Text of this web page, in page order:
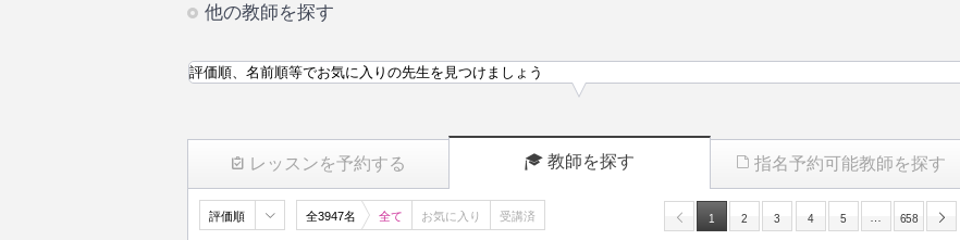
他の教師を探す
レッスンを予約する 教師を探す 指名予約可能教師を探す
評価順、名前順等でお気に入りの先生を見つけましょう
評価順 全3947名 全て お気に入り 受講済 1 2 3 4 5 658